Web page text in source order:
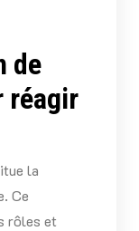
de
réagir
la
Ce
rôles et